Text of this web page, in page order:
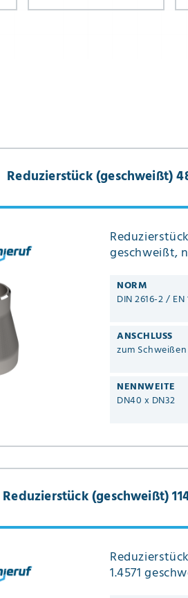
Reduzierstück (geschweißt)
geschweißt,
NORM
DIN 2616-2 /
ANSCHLUSS
zum Schweißen
NENNWEITE
DN40 x DN32
Reduzierstück (geschweißt)
1.4571